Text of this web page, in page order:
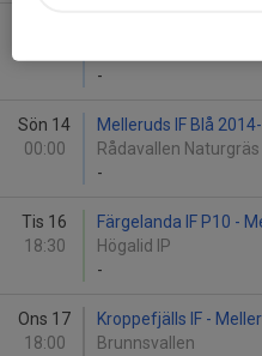
-
Sön 14
00:00
Melleruds IF Blå
Rådavallen Naturgräs
-
Tis 16
18:30
Färgelanda IF P10 -
Högalid IP
-
Ons 17
18:00
Kroppefjälls IF -
Brunnsvallen